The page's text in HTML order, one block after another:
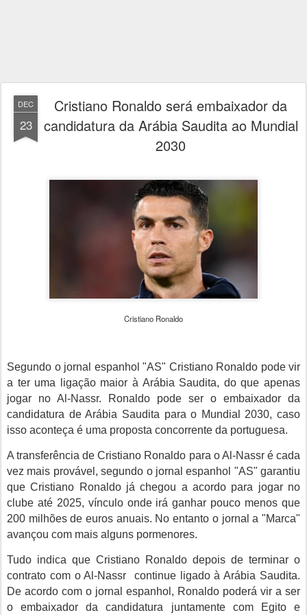
DEC
23
Cristiano Ronaldo será embaixador da
candidatura da Arábia Saudita ao Mundial
2030
Cristiano Ronaldo
Segundo o jornal espanhol "AS" Cristiano Ronaldo pode vir
a ter uma ligação maior à Arábia Saudita, do que apenas
jogar no Al-Nassr. Ronaldo pode ser o embaixador da
candidatura deArábia Saudita parao Mundial 2030, caso
isso aconteça é uma proposta concorrente da portuguesa.
A transferência deCristiano Ronaldo para o Al-Nassr é cada
vez mais provável, segundo o jornal espanhol "AS" garantiu
queCristiano Ronaldo já chegou a acordo para jogar no
clube até 2025, vínculo onde irá ganhar pouco menos que
200 milhões de euros anuais. No entanto o jornal a "Marca"
avançou com mais alguns pormenores.
Tudo indica que Cristiano Ronaldo depois de terminar o
contrato com o Al-Nassr continue ligado à Arábia Saudita.
De acordo com o jornal espanhol, Ronaldo poderá vir a ser
o embaixador da candidatura juntamente com Egito e